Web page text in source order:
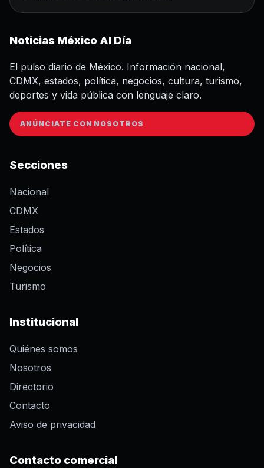
Noticias México Al Día
El pulso diario de México. Información nacional,
CDMX, estados, política, negocios, cultura, turismo,
deportes y vida pública con lenguaje claro.
ANÚNCIATE CON NOSOTROS
Secciones
Nacional
CDMX
Estados
Política
Negocios
Turismo
Institucional
Quiénes somos
Nosotros
Directorio
Contacto
Aviso de privacidad
Contacto comercial